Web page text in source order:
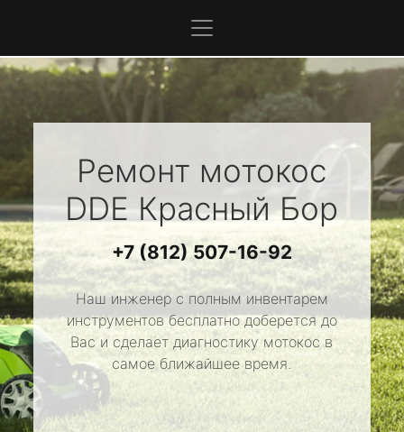
Ремонт мотокос
DDE Красный Бор
+7 (812) 507-16-92
Наш инженер с полным инвентарем
инструментов бесплатно доберется до
Вас и сделает диагностику мотокос в
самое ближайшее время.